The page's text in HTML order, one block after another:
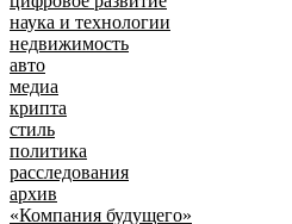
наука и технологии
недвижимость
авто
медиа
крипта
стиль
политика
расследования
архив
«Компания будущего»